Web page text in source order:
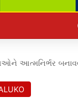
આત્મનિર્ભર